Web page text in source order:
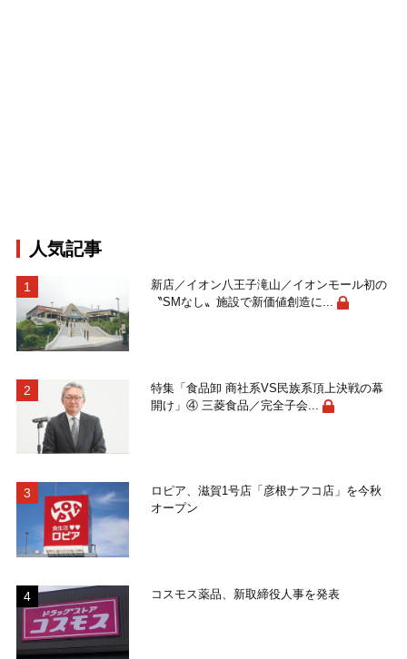
人気記事
新店／イオン八王子滝山／イオンモール初の
〝SMなし〟施設で新価値創造に...
特集「食品卸 商社系VS民族系頂上決戦の幕
開け」④ 三菱食品／完全子会...
ロピア、滋賀1号店「彦根ナフコ店」を今秋
オープン
コスモス薬品、新取締役人事を発表